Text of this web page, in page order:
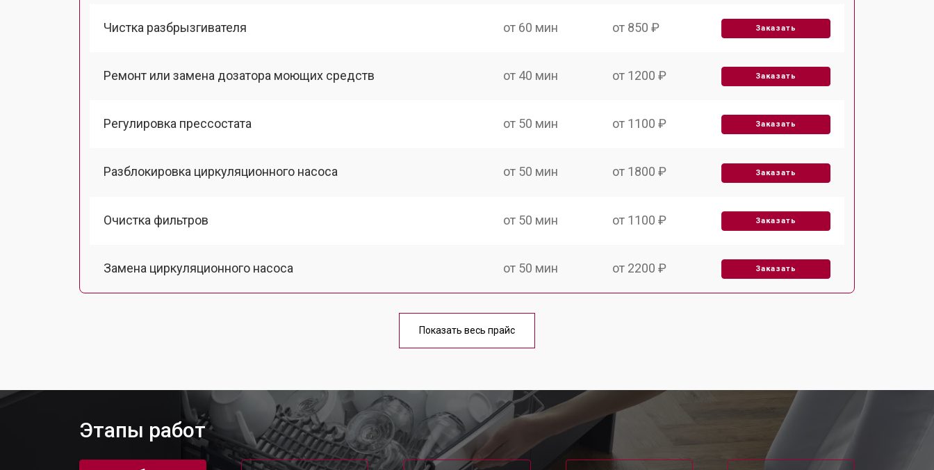
Чистка разбрызгивателя от 60 мин от 850 ₽ Заказать
Ремонт или замена дозатора моющих средств от 40 мин от 1200 ₽ Заказать
Регулировка прессостата от 50 мин от 1100 ₽ Заказать
Разблокировка циркуляционного насоса от 50 мин от 1800 ₽ Заказать
Очистка фильтров от 50 мин от 1100 ₽ Заказать
Замена циркуляционного насоса от 50 мин от 2200 ₽ Заказать
от 100 мин
Замена сливного насоса от 60 мин от 1590 ₽ Заказать
Ремонт или замена патрубка от 50 мин от 1600 ₽ Заказать
Показать весь прайс
Этапы работ